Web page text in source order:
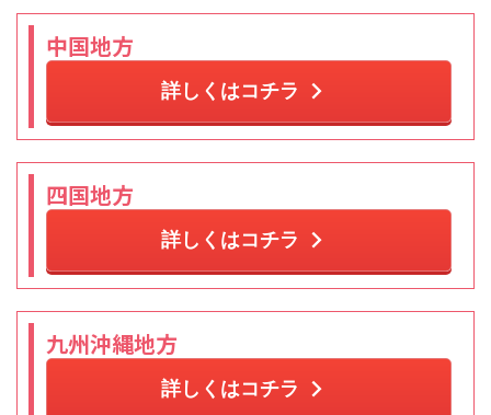
中国地方
詳しくはコチラ
四国地方
詳しくはコチラ
九州沖縄地方
詳しくはコチラ